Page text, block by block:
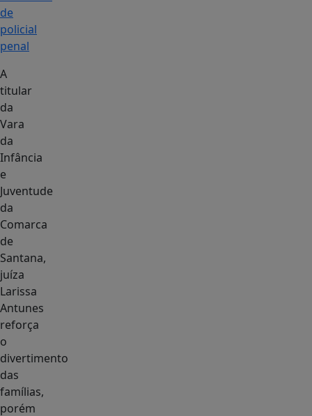
de
policial
penal
A
titular
da
Vara
da
Infância
e
Juventude
da
Comarca
de
Santana,
juíza
Larissa
Antunes
reforça
o
divertimento
das
famílias,
porém